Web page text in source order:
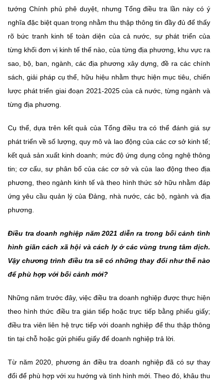
tướng Chính phủ phê duyệt, nhưng Tổng điều tra lần này có ý
nghĩa đặc biệt quan trọng nhằm thu thập thông tin đầy đủ để thấy
rõ bức tranh kinh tế toàn diện của cả nước, sự phát triển của
từng khối đơn vị kinh tế thế nào, của từng địa phương, khu vực ra
sao, bộ, ban, ngành, các địa phương xây dựng, đề ra các chính
sách, giải pháp cụ thể, hữu hiệu nhằm thực hiện mục tiêu, chiến
lược phát triển giai đoạn 2021-2025 của cả nước, từng ngành và
từng địa phương.
Cụ thể, dựa trên kết quả của Tổng điều tra có thể đánh giá sự
phát triển về số lượng, quy mô và lao động của các cơ sở kinh tế;
kết quả sản xuất kinh doanh; mức độ ứng dụng công nghệ thông
tin; cơ cấu, sự phân bố của các cơ sở và của lao động theo địa
phương, theo ngành kinh tế và theo hình thức sở hữu nhằm đáp
ứng yêu cầu quản lý của Đảng, nhà nước, các bộ, ngành và địa
phương.
Điều tra doanh nghiệp năm 2021 diễn ra trong bối cảnh tình
hình giãn cách xã hội và cách ly ở các vùng trung tâm dịch.
Vậy chương trình điều tra sẽ có những thay đổi như thế nào
để phù hợp với bối cảnh mới?
Những năm trước đây, việc điều tra doanh nghiệp được thực hiện
theo hình thức điều tra gián tiếp hoặc trực tiếp bằng phiếu giấy;
điều tra viên liên hệ trực tiếp với doanh nghiệp để thu thập thông
tin tại chỗ hoặc gửi phiếu giấy để doanh nghiệp trả lời.
Từ năm 2020, phương án điều tra doanh nghiệp đã có sự thay
đổi để phù hợp với xu hướng và tình hình mới. Theo đó, khâu thu